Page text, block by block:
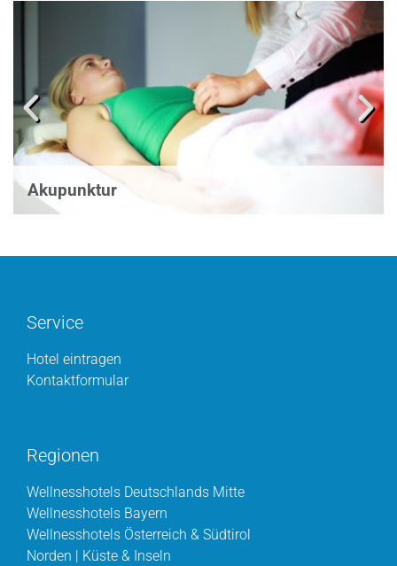
Akupunktur
Service
Hotel eintragen
Kontaktformular
Regionen
Wellnesshotels Deutschlands Mitte
Wellnesshotels Bayern
Wellnesshotels Österreich & Südtirol
Norden | Küste & Inseln